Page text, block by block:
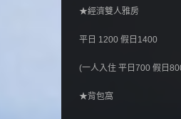
★經濟雙人雅房
平日 1200 假日1400
(一人入住 平日700 假日
★背包窩